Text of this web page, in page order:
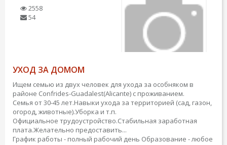
2558
54
УХОД ЗА ДОМОМ
Ищем семью из двух человек для ухода за особняком в
районе Confrides-Guadalest(Alicante) с проживанием.
Семья от 30-45 лет.Навыки ухода за территорией (сад, газон,
огород, животные).Уборка и т.п.
Официальное трудоустройство.Стабильная заработная
плата.Желательно предоставить...
График работы - полный рабочий день Образование - любое